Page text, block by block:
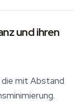
und ihren
mit Abstand